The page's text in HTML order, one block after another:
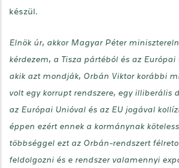
készül.
Elnök úr, akkor Magyar Péter
kérdezem, a Tisza pártéból és az Európai
akik azt mondják, Orbán Viktor korábbi
volt egy korrupt rendszere, egy illiberális
az Európai Unióval és az EU jogával
éppen ezért ennek a kormánynak
többséggel ezt az Orbán-rendszert
feldolgozni és e rendszer valamennyi